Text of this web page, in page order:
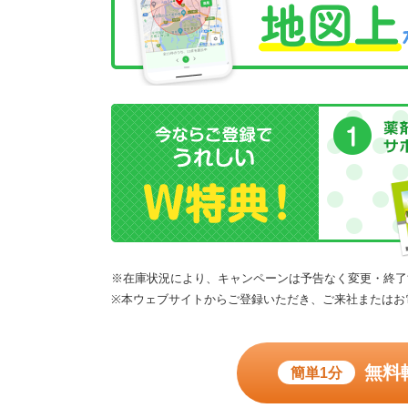
※在庫状況により、キャンペーンは予告なく変更・終
※本ウェブサイトからご登録いただき、ご来社または
簡単1分 無料